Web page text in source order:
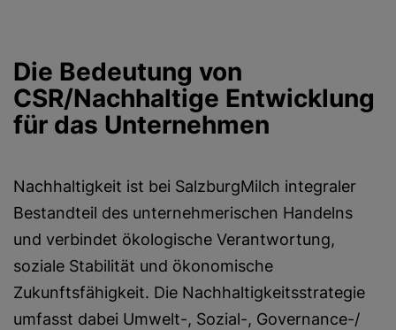
Die Bedeutung von
CSR/Nachhaltige Entwicklung
für das Unternehmen
Nachhaltigkeit ist bei SalzburgMilch integraler
Bestandteil des unternehmerischen Handelns
und verbindet ökologische Verantwortung,
soziale Stabilität und ökonomische
Zukunftsfähigkeit. Die Nachhaltigkeitsstrategie
umfasst dabei Umwelt-, Sozial-, Governance-/